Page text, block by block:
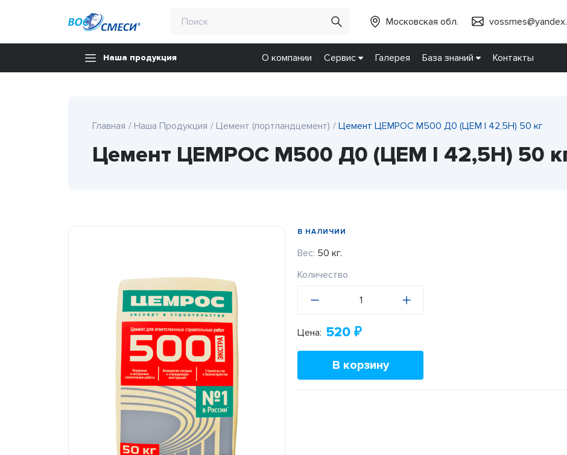
Московская обл.
Наша продукция О компании Сервис Галерея База знаний Контакты
Главная Наша Продукция Цемент (портландцемент) Цемент ЦЕМРОС М500 Д0 (ЦЕМ I 42,5H) 50 кг
Цемент ЦЕМРОС М500 Д0 (ЦЕМ I 42,5H) 50
В НАЛИЧИИ
Вес: 50 кг.
Количество
Цена: 520 ₽
В корзину